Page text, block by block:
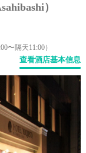
）
〜隔天11:00）
查看酒店基本信息